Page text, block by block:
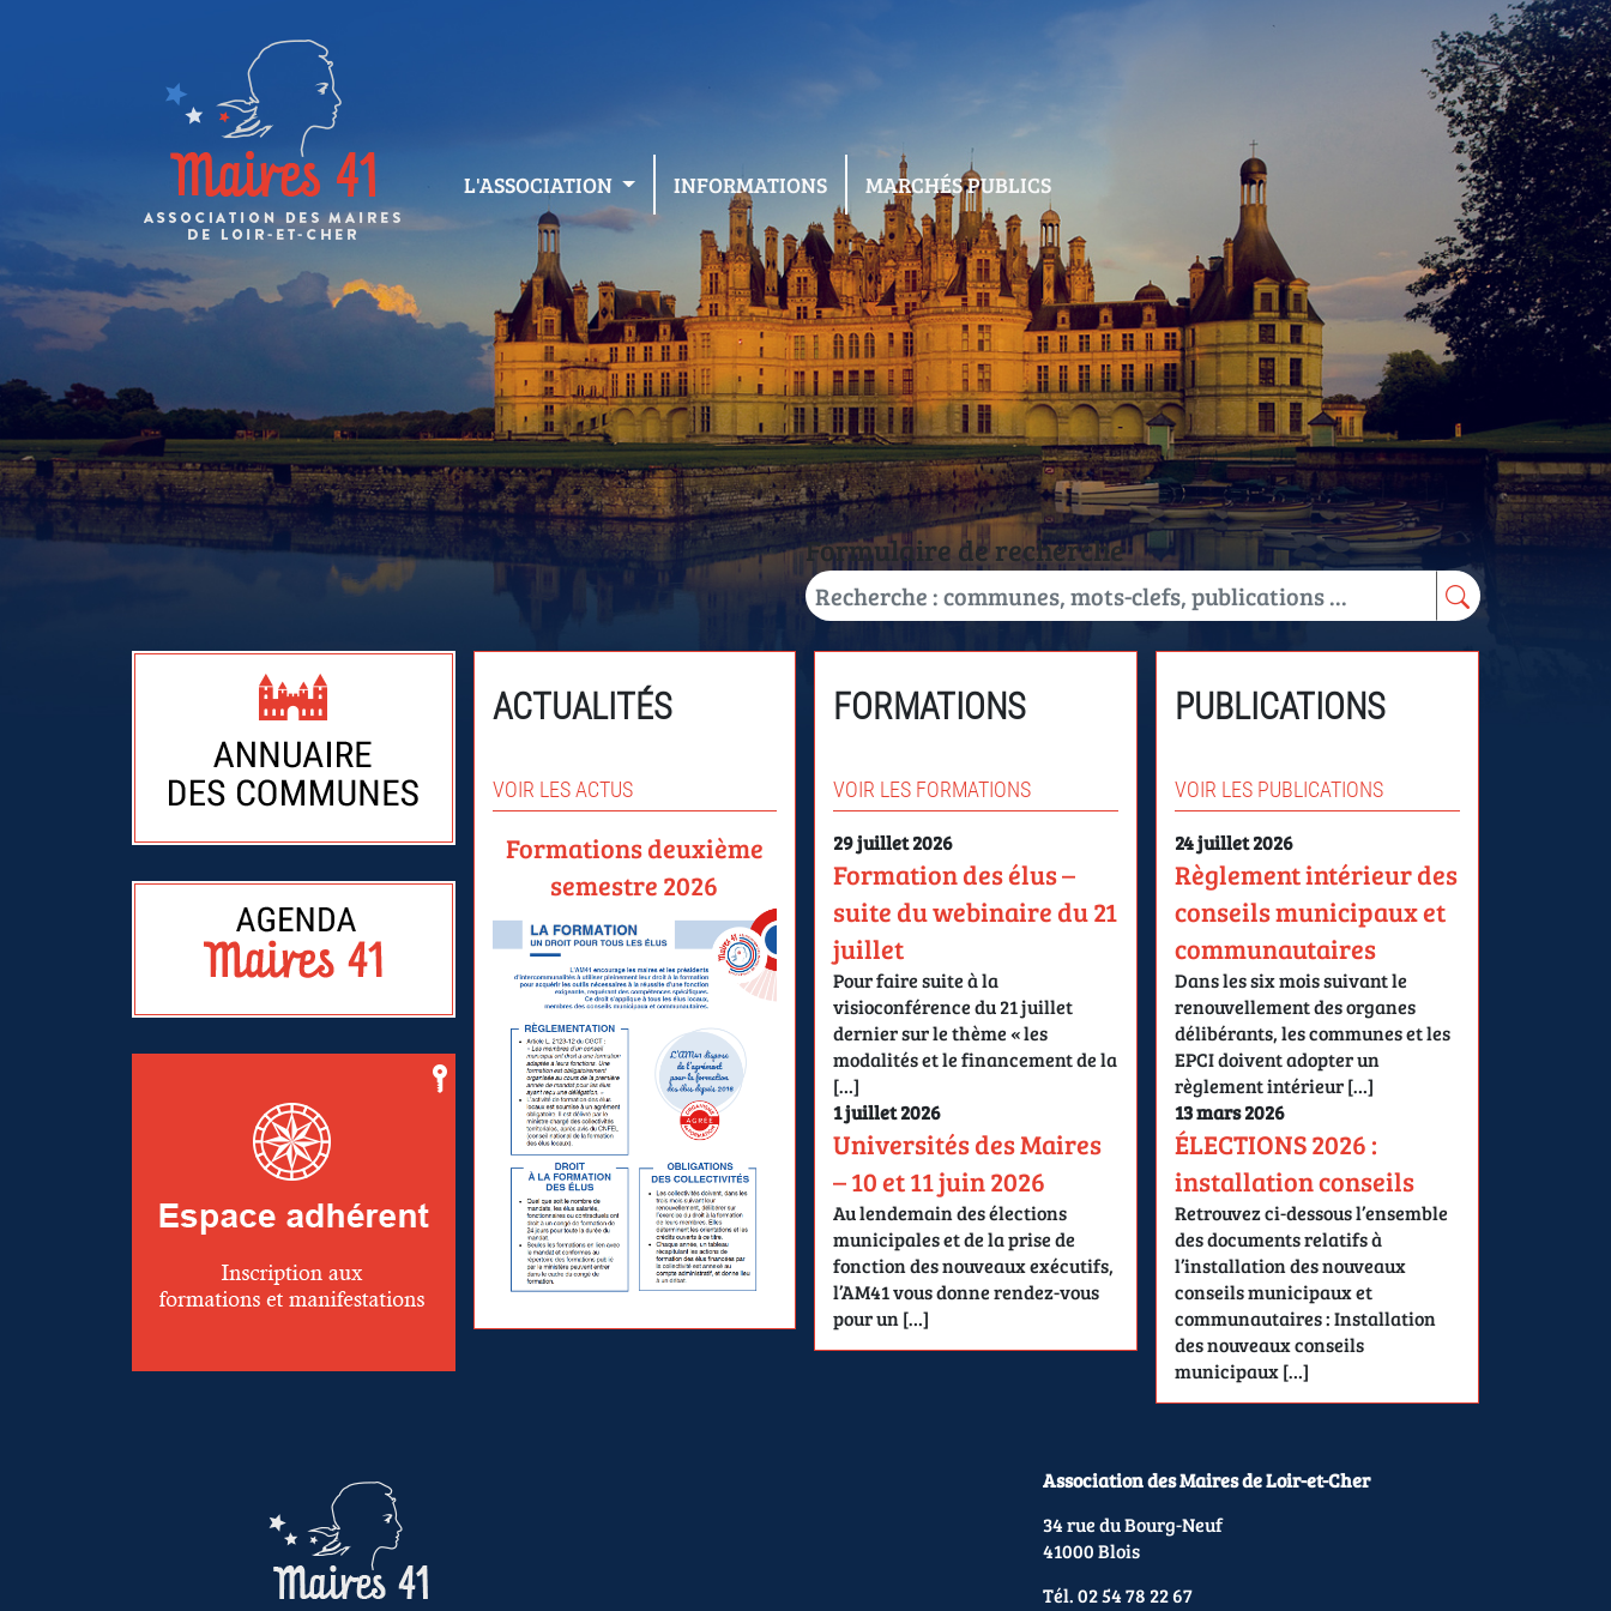
L'ASSOCIATION INFORMATIONS MARCHÉS PUBLICS
Formulaire de recherche
ACTUALITÉS
VOIR LES ACTUS
Formations deuxième
semestre 2026
FORMATIONS
VOIR LES FORMATIONS
29 juillet 2026
Formation des élus –
suite du webinaire du 21
juillet
Pour faire suite à la
visioconférence du 21 juillet
dernier sur le thème « les
modalités et le financement de la
[…]
1 juillet 2026
Universités des Maires
– 10 et 11 juin 2026
Au lendemain des élections
municipales et de la prise de
fonction des nouveaux exécutifs,
l’AM41 vous donne rendez-vous
pour un […]
PUBLICATIONS
VOIR LES PUBLICATIONS
24 juillet 2026
Règlement intérieur des
conseils municipaux et
communautaires
Dans les six mois suivant le
renouvellement des organes
délibérants, les communes et les
EPCI doivent adopter un
règlement intérieur […]
13 mars 2026
ÉLECTIONS 2026 :
installation conseils
Retrouvez ci-dessous l’ensemble
des documents relatifs à
l’installation des nouveaux
conseils municipaux et
communautaires : Installation
des nouveaux conseils
municipaux […]
Association des Maires de Loir-et-Cher
34 rue du Bourg-Neuf
41000 Blois
Tél. 02 54 78 22 67